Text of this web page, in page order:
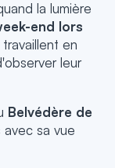
la lumière
end lors
en
leur
Belvédère de
avec sa vue